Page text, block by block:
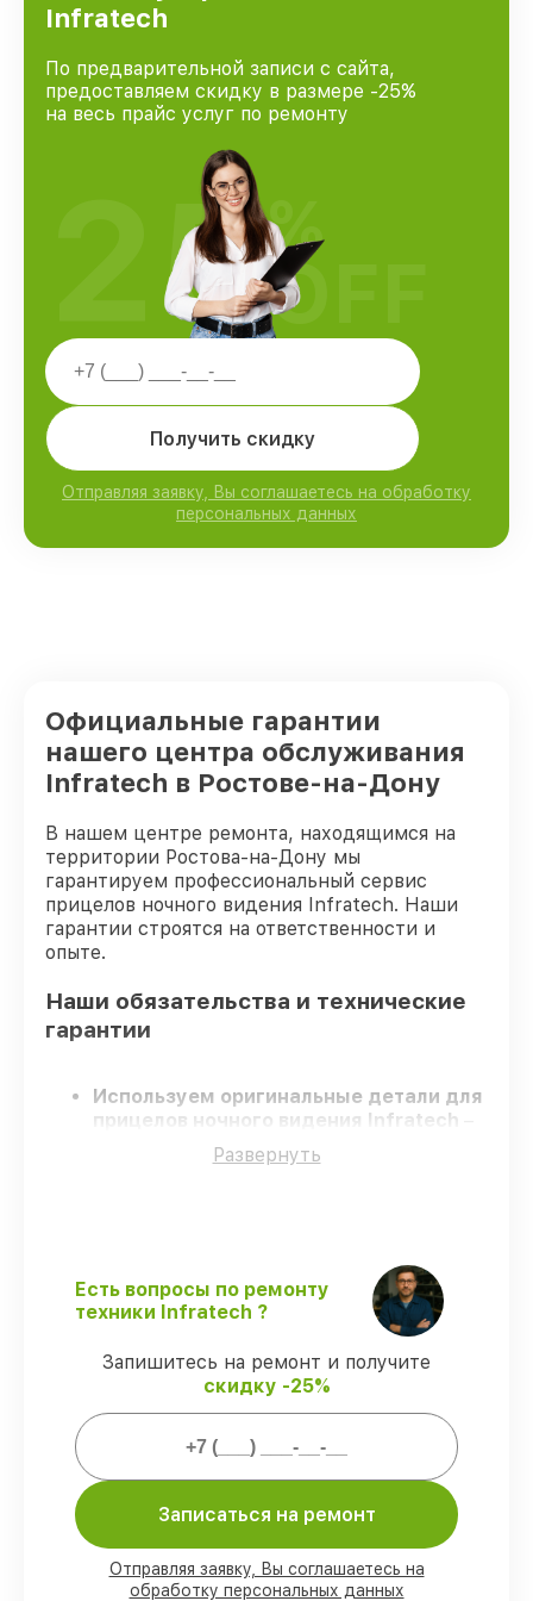
Infratech
По предварительной записи с сайта,
предоставляем скидку в размере -25%
на весь прайс услуг по ремонту
Получить скидку
Отправляя заявку, Вы соглашаетесь на обработку
персональных данных
25%
OFF
Официальные гарантии
нашего центра обслуживания
Infratech в Ростове-на-Дону
В нашем центре ремонта, находящимся на
территории Ростова-на-Дону мы
гарантируем профессиональный сервис
прицелов ночного видения Infratech. Наши
гарантии строятся на ответственности и
опыте.
Наши обязательства и технические
гарантии
Используем оригинальные детали для
прицелов ночного видения Infratech
только качественные запчасти для вашей
Завершаем работы без задержек–
ремонт прицелов ночного видения
Infratech в оговоренные сроки.
Официальная гарантия– на все виды
работ и комплектующие для прицелов
сопровождение.
Мы гарантируем:
80%ремонтов по ремонту выполняются
Развернуть
Есть вопросы по ремонту
техники Infratech ?
Запишитесь на ремонт и получите
скидку -25%
Записаться на ремонт
Отправляя заявку, Вы соглашаетесь на
обработку персональных данных